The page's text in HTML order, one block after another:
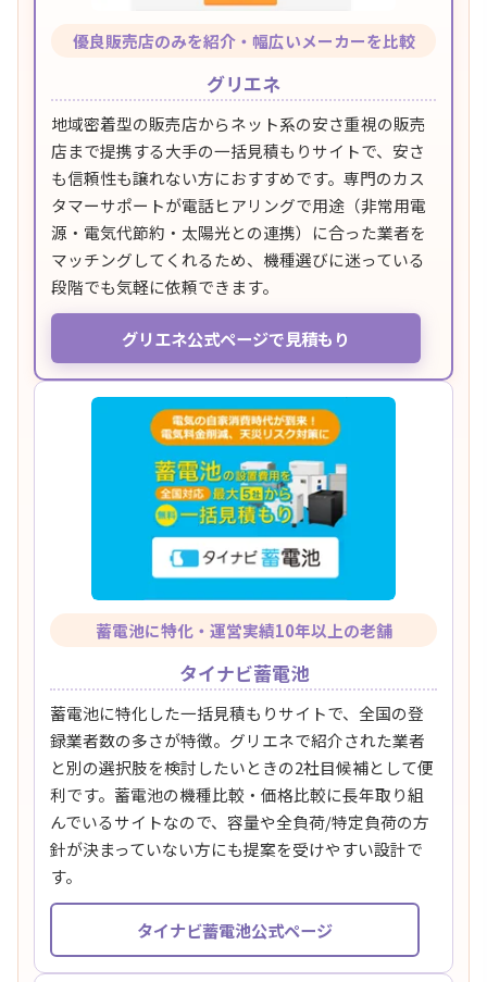
優良販売店のみを紹介・幅広いメーカーを比較
グリエネ
地域密着型の販売店からネット系の安さ重視の販売
店まで提携する大手の一括見積もりサイトで、安さ
も信頼性も譲れない方におすすめです。専門のカス
タマーサポートが電話ヒアリングで用途（非常用電
源・電気代節約・太陽光との連携）に合った業者を
マッチングしてくれるため、機種選びに迷っている
段階でも気軽に依頼できます。
グリエネ公式ページで見積もり
蓄電池に特化・運営実績10年以上の老舗
タイナビ蓄電池
蓄電池に特化した一括見積もりサイトで、全国の登
録業者数の多さが特徴。グリエネで紹介された業者
と別の選択肢を検討したいときの2社目候補として便
利です。蓄電池の機種比較・価格比較に長年取り組
んでいるサイトなので、容量や全負荷/特定負荷の方
針が決まっていない方にも提案を受けやすい設計で
す。
タイナビ蓄電池公式ページ